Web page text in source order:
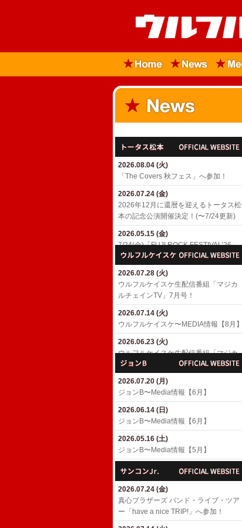
2026.08.04 (火)
「The Covers 秋フェス」へ参加！
2026.07.24 (金)
2026年12月に還暦を迎えるトータス松
本の記念公演開催決定！(〜7/24更新)
2026.05.15 (金)
7/24(金)「FUJI ROCK FESTIVAL’26」
出演決定！
2026.04.18 (土)
6/10(水)「MUSIC AWARDS JAPAN
WEEK SPECIAL LIVE A Tribute to
EIICHI OHTAKI」出演決定！
2026.04.01 (水)
7/4(土)「浜崎貴司 GACHIスペシャル」
2026.03.06 (金)
渡辺満里奈アルバム「Ring-a-Bell 30th
Anniversary Deluxe Edition」
2026.02.27 (金)
3/4(水)パラスポーツアニメテーマ曲
「スーパーヒーロー」配信リリース決
定！
3/8(日)「TOKYO GUITAR JAMBOREE
2026.02.10 (火)
ROOTS66で「The Covers' Fes. 2026」
2026.07.28 (火)
ウルフルケイスケ生配信番組「マジカ
ルチェインTV」7月号！
2026.07.14 (火)
​ウルフルケイスケ〜MEDIA情報【8月】
2026.06.23 (火)
ウルフルケイスケ生配信番組「マジカ
ルチェインTV」6月号！
2026.06.17 (水)
​ウルフルケイスケ〜MEDIA情報【6月】
2026.05.11 (月)
ウルフルケイスケ生配信番組「マジカ
ルチェインTV」5月号！
2026.04.23 (木)
ウルフルケイスケ生配信番組「マジカ
ルチェインTV」4月号！
2026.04.16 (木)
​ウルフルケイスケ〜MEDIA情報【4月】
(〜4/16更新)
2026.07.20 (月)
ジョンB〜Media情報【6月】
2026.06.14 (日)
ジョンB〜Media情報【6月】
2026.05.16 (土)
ジョンB〜Media情報【5月】
2026.04.19 (日)
2026.03.16 (月)
ジョンB〜Media情報【3月】
2026.02.15 (日)
2026.07.24 (金)
​真心ブラザーズ バンド・ライブ・ツア
ー「have a nice TRIP!」へ参加！